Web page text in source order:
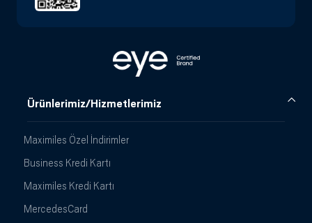
Ürünlerimiz/Hizmetlerimiz
Maximiles Özel İndirimler
Business Kredi Kartı
Maximiles Kredi Kartı
MercedesCard